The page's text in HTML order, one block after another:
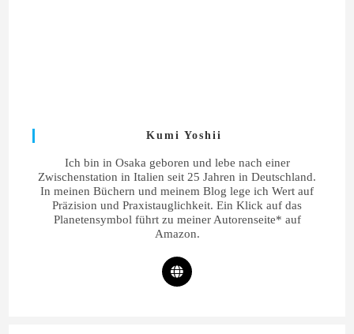
Kumi Yoshii
Ich bin in Osaka geboren und lebe nach einer
Zwischenstation in Italien seit 25 Jahren in Deutschland.
In meinen Büchern und meinem Blog lege ich Wert auf
Präzision und Praxistauglichkeit. Ein Klick auf das
Planetensymbol führt zu meiner Autorenseite* auf
Amazon.